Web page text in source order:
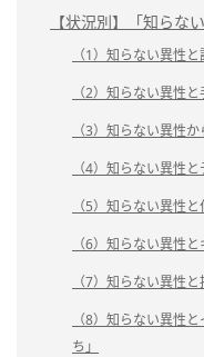
【状況別】「知らな
（1）知らない異性
（2）知らない異性
（3）知らない異性
（4）知らない異性
（5）知らない異性
（6）知らない異性
（7）知らない異性
（8）知らない異性
ち」